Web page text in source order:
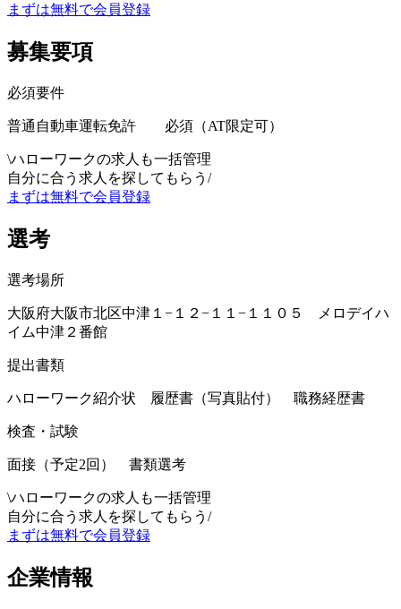
まずは無料で会員登録
募集要項
必須要件
普通自動車運転免許 必須（AT限定可）
\ハローワークの求人も一括管理
自分に合う求人を探してもらう /
まずは無料で会員登録
選考
選考場所
大阪府大阪市北区中津１−１２−１１−１１０５ メロデイハ
イム中津２番館
提出書類
ハローワーク紹介状 履歴書（写真貼付） 職務経歴書
検査・試験
面接（予定2回） 書類選考
\ハローワークの求人も一括管理
自分に合う求人を探してもらう /
まずは無料で会員登録
企業情報